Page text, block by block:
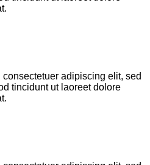
adipiscing elit, sed
tincidunt ut laoreet dolore